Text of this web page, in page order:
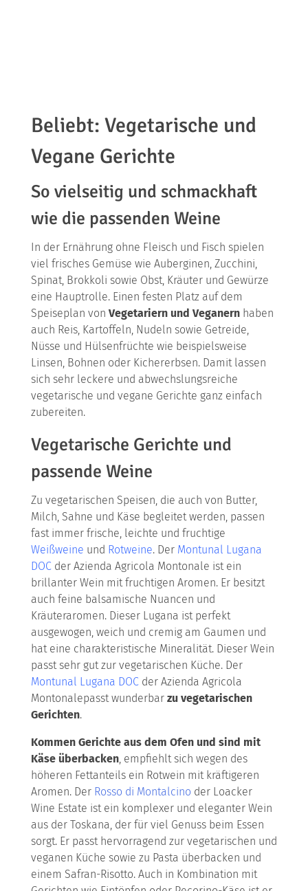
Beliebt: Vegetarische und
Vegane Gerichte
So vielseitig und schmackhaft
wie die passenden Weine
In der Ernährung ohne Fleisch und Fisch spielen
viel frisches Gemüse wie Auberginen, Zucchini,
Spinat, Brokkoli sowie Obst, Kräuter und Gewürze
eine Hauptrolle. Einen festen Platz auf dem
Speiseplan von Vegetariern und Veganernhaben
auch Reis, Kartoffeln, Nudeln sowie Getreide,
Nüsse und Hülsenfrüchte wie beispielsweise
Linsen, Bohnen oder Kichererbsen. Damit lassen
sich sehr leckere und abwechslungsreiche
vegetarische und vegane Gerichte ganz einfach
zubereiten.
Vegetarische Gerichte und
passende Weine
Zu vegetarischen Speisen, die auch von Butter,
Milch, Sahne und Käse begleitet werden, passen
fast immer frische, leichte und fruchtige
Weißweine und Rotweine. Der Montunal Lugana
DOCder Azienda Agricola Montonale ist ein
brillanter Wein mit fruchtigen Aromen. Er besitzt
auch feine balsamische Nuancen und
Kräuteraromen. Dieser Lugana ist perfekt
ausgewogen, weich und cremig am Gaumen und
hat eine charakteristische Mineralität. Dieser Wein
passt sehr gut zur vegetarischen Küche. Der
Montunal Lugana DOC der Azienda Agricola
Montonalepasst wunderbarzu vegetarischen
Gerichten.
Kommen Gerichte aus dem Ofen und sind mit
Käse überbacken, empfiehlt sich wegen des
höheren Fettanteils ein Rotwein mit kräftigeren
Aromen. Der Rosso di Montalcino der Loacker
Wine Estate ist ein komplexer und eleganter Wein
aus der Toskana, der für viel Genuss beim Essen
sorgt. Er passt hervorragend zur vegetarischen und
veganen Küche sowie zu Pasta überbacken und
einem Safran-Risotto. Auch in Kombination mit